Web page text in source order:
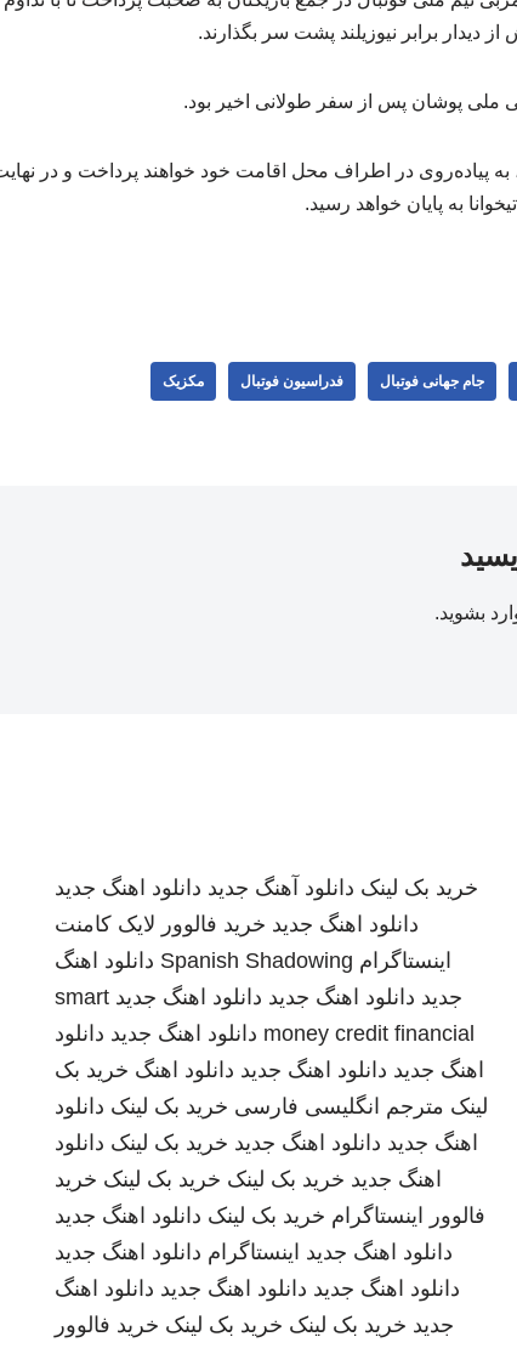
دیدار برابر نیوزیلند پشت سر بگذارند.
ملی پوشان پس از سفر طولانی اخیر بود.
پیاده‌روی در اطراف محل اقامت خود خواهند پرداخت و در
به پایان خواهد رسید.
جام جهانی فوتبال فدراسیون فوتبال مکزیک
بشوید.
خرید بک لینک دانلود آهنگ جدید دانلود اهنگ جدید
دانلود اهنگ جدید خرید فالوور لایک کامنت
اینستاگرام Spanish Shadowing دانلود اهنگ
جدید دانلود اهنگ جدید دانلود اهنگ جدید smart
money credit financial دانلود اهنگ جدید دانلود
اهنگ جدید دانلود اهنگ جدید دانلود اهنگ خرید بک
لینک مترجم انگلیسی فارسی خرید بک لینک دانلود
اهنگ جدید دانلود اهنگ جدید خرید بک لینک دانلود
اهنگ جدید خرید بک لینک خرید بک لینک خرید
فالوور اینستاگرام خرید بک لینک دانلود اهنگ جدید
دانلود اهنگ جدید اینستاگرام دانلود اهنگ جدید
دانلود اهنگ جدید دانلود اهنگ جدید دانلود اهنگ
جدید خرید بک لینک خرید بک لینک خرید فالوور